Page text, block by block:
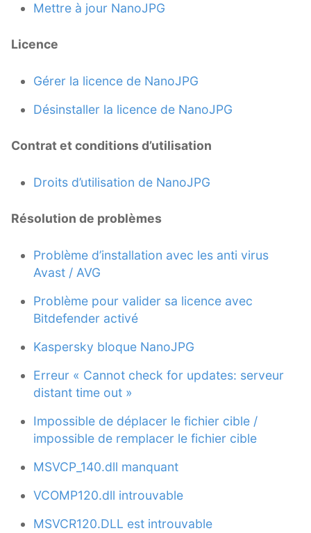
Mettre à jour NanoJPG
Licence
Gérer la licence de NanoJPG
Désinstaller la licence de NanoJPG
Contrat et conditions d’utilisation
Droits d’utilisation de NanoJPG
Résolution de problèmes
Problème d’installation avec les anti virus
Avast / AVG
Problème pour valider sa licence avec
Bitdefender activé
Kaspersky bloque NanoJPG
Erreur « Cannot check for updates: serveur
distant time out »
Impossible de déplacer le fichier cible /
impossible de remplacer le fichier cible
MSVCP_140.dll manquant
VCOMP120.dll introuvable
MSVCR120.DLL est introuvable